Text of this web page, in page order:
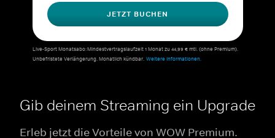
JETZT BUCHEN
Live-Sport Monatsabo: Mindestvertragslaufzeit 1 Monat zu 44,99 € mtl. (ohne Premium).
Unbefristete Verlängerung. Monatlich kündbar. Weitere Informationen.
Gib deinem Streaming ein Upgrade
Erleb jetzt die Vorteile von WOW Premium.